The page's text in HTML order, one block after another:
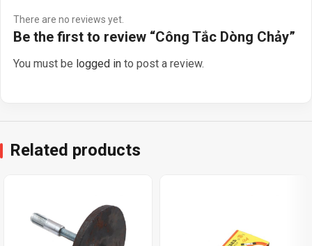
There are no reviews yet.
Be the first to review “Công Tắc Dòng Chảy”
You must be logged in to post a review.
Related products